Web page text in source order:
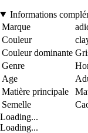
Informations
Marque
Couleur
Couleur dominante
Genre
Age
Matière principale
Semelle
Loading...
Loading...